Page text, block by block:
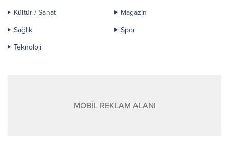
Kültür / Sanat
Magazin
Sağlık
Spor
Teknoloji
MOBİL REKLAM ALANI